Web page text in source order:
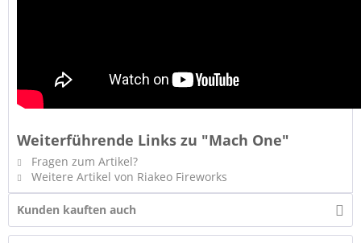
Weiterführende Links zu "Mach One"
Fragen zum Artikel?
Weitere Artikel von Riakeo Fireworks
Kunden kauften auch